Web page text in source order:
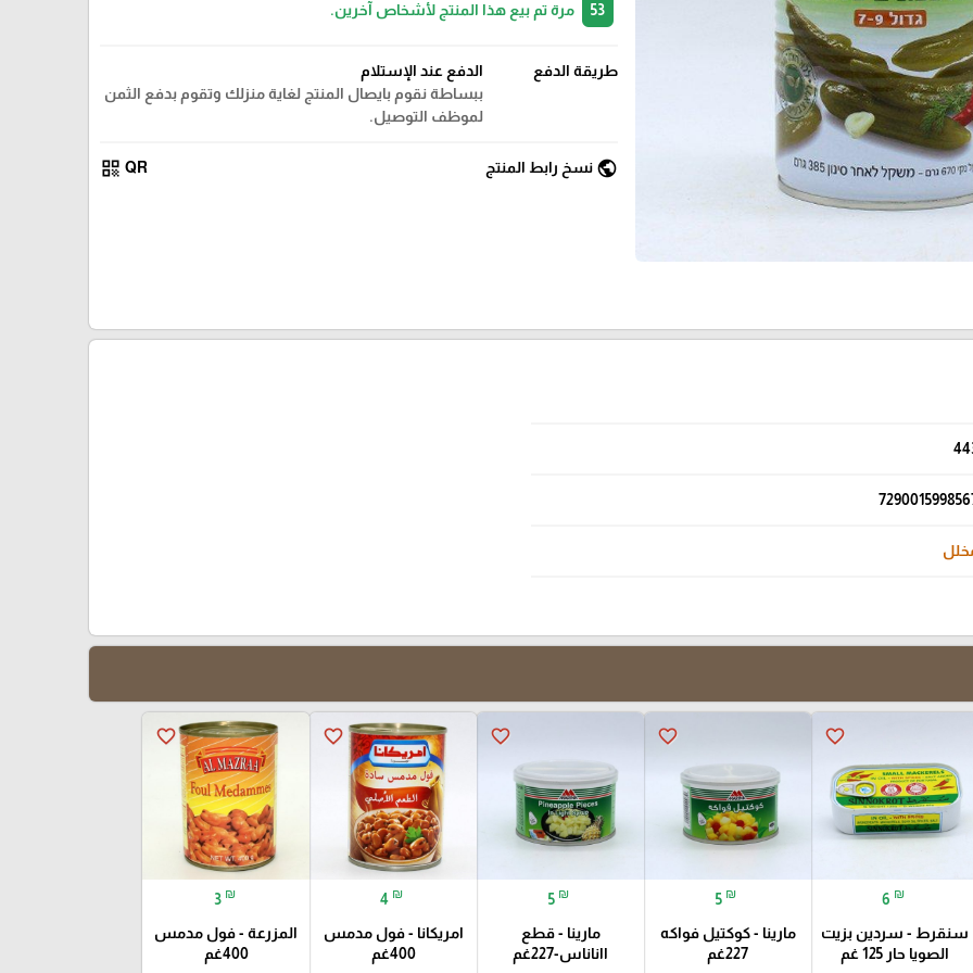
53 مرة تم بيع هذا المنتج لأشخاص آخرين.
طريقة الدفع
الدفع عند الإستلام
ببساطة نقوم بايصال المنتج لغاية منزلك وتقوم بدفع الثمن
لموظف التوصيل.
public نسخ رابط المنتج QR
qr_code
favorite_border
6 ₪
سنقرط - سردين بزيت
الصويا حار 125 غم
favorite_border
5 ₪
مارينا - كوكتيل فواكه
227غم
favorite_border
5 ₪
مارينا - قطع
ااناناس-227غم
favorite_border
4 ₪
امريكانا - فول مدمس
400غم
favorite_border
3 ₪
المزرعة - فول مدمس
400غم